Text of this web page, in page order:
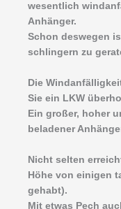
wesentlich
Anhänger.
Schon deswegen
schlingern zu
Die
Sie ein LKW
Ein großer, hoher
beladener
Nicht selten
Höhe von einigen
gehabt).
Mit etwas Pech